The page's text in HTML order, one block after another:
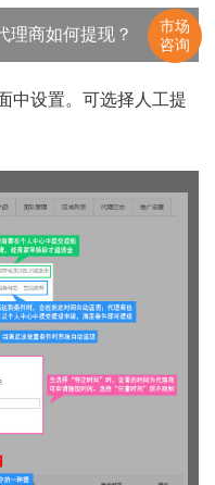
理商如何提现？
中设置。可选择人工提
市场
咨询